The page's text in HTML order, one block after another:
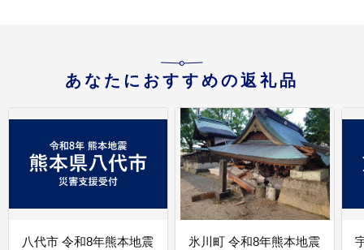
あなたにおすすめの返礼品
八代市 令和8年熊本地震
氷川町 令和8年熊本地震